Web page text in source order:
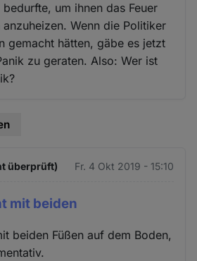
um ihnen das Feuer
Wenn die Politiker
gemacht hätten, gäbe es jetzt
zu geraten. Also: Wer ist
überprüft) Fr. 4 Okt 2019 - 15:10
mit beiden
beiden Füßen auf dem Boden,